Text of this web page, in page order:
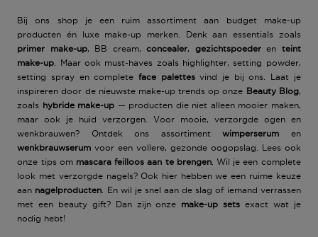
Bij ons shop je een ruim assortiment aan
budget make-up
producten én luxe make-up merken . Denk aan essentials zoals
primer make-up, BB cream,concealer, gezichtspoederen teint
make-up . Maar ook must-haves zoals highlighter, setting powder,
setting sprayen complete face palettesvind je bij ons. Laat je
inspireren door de nieuwste make-up trends op onze Beauty Blog,
zoals hybride make-up — producten die niet alleen mooier maken,
maar ook je huid verzorgen. Voor mooie, verzorgde ogen en
wenkbrauwen? Ontdek ons assortimentwimperserum en
wenkbrauwserum voor een vollere, gezonde oogopslag. Lees ook
onze tips om mascara feilloos aan te brengen. Wil je een complete
look met verzorgde nagels? Ook hier hebben we een ruime keuze
aan nagelproducten . En wil je snel aan de slag of iemand verrassen
met een beauty gift? Dan zijn onze make-up sets exact wat je
nodig hebt!